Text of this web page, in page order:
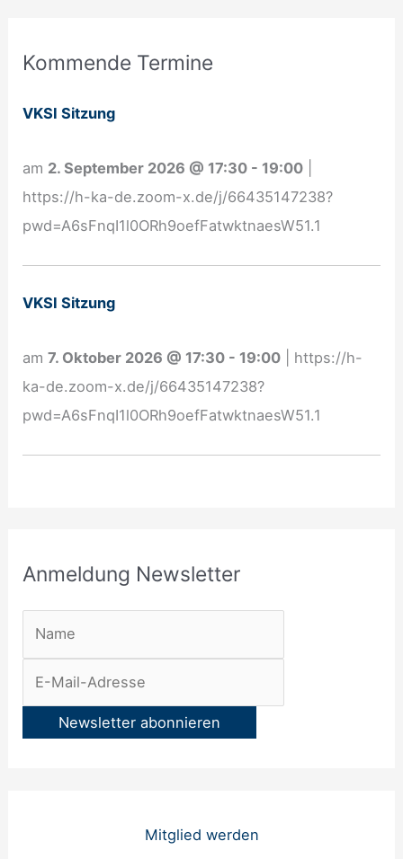
Kommende Termine
VKSI Sitzung
am 2. September 2026 @ 17:30 - 19:00
https://h-ka-de.zoom-x.de/j/66435147238?
pwd=A6sFnqI1l0ORh9oefFatwktnaesW51.1
VKSI Sitzung
am7. Oktober 2026 @ 17:30 - 19:00
https://h-
ka-de.zoom-x.de/j/66435147238?
pwd=A6sFnqI1l0ORh9oefFatwktnaesW51.1
Anmeldung Newsletter
n
e
d
u
n
g
s
:
Mitglied werden